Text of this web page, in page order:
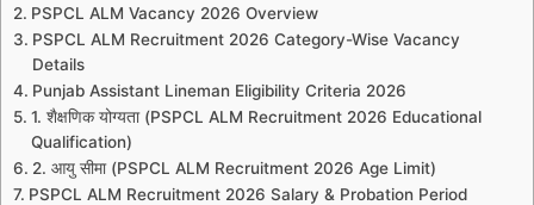
PSPCL ALM Vacancy 2026 Overview
PSPCL ALM Recruitment 2026 Category-Wise Vacancy
Details
Punjab Assistant Lineman Eligibility Criteria 2026
1. शैक्षणिक योग्यता (PSPCL ALM Recruitment 2026 Educational
Qualification)
2. आयु सीमा (PSPCL ALM Recruitment 2026 Age Limit)
PSPCL ALM Recruitment 2026 Salary & Probation Period